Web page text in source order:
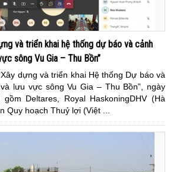
và triển khai hệ thống dự báo và cảnh
sông Vu Gia – Thu Bồn”
dựng và triển khai Hệ thống Dự báo và
lưu vực sông Vu Gia – Thu Bồn”, ngày
Deltares, Royal HaskoningDHV (Hà
Quy hoạch Thuỷ lợi (Việt ...